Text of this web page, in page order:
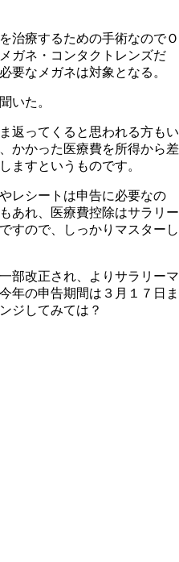
治療するための手術なのでＯ
ガネ・コンタクトレンズだ
要なメガネは対象となる。
いた。
返ってくると思われる方もい
かかった医療費を所得から差
ますというものです。
レシートは申告に必要なの
あれ、医療費控除はサラリー
すので、しっかりマスターし
部改正され、よりサラリーマ
年の申告期間は３月１７日ま
ジしてみては？